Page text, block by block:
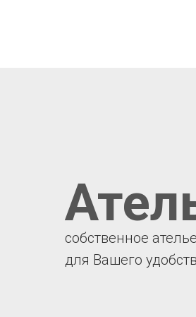
собственное
для Вашего